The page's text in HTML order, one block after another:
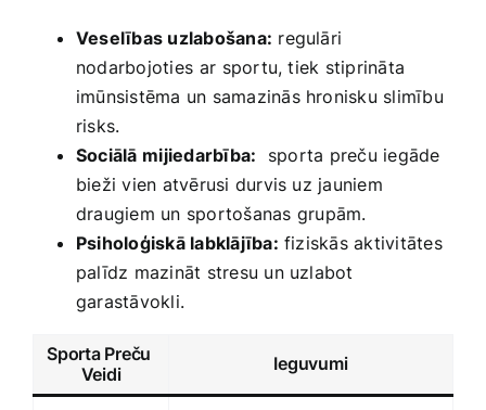
Veselības uzlabošana: regulāri‍
nodarbojoties⁤ ar ⁢sportu, tiek stiprināta
imūnsistēma un ‌samazinās hronisku slimību
risks.
Sociālā⁢ mijiedarbība: ⁣ sporta preču iegāde
bieži vien ​atvērusi durvis uz jauniem
draugiem un sportošanas⁣ grupām.
Psiholoģiskā labklājība: fiziskās aktivitātes
palīdz mazināt stresu un uzlabot
garastāvokli.
Sporta Preču ​
Veidi
Ieguvumi